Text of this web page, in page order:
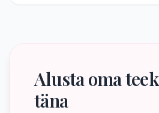
Alusta oma
täna